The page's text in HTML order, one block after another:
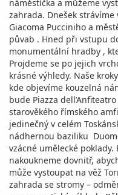
náměstíčka a můžeme
zahrada. Dnešek
Giacoma Pucciniho a
půvab . Hned při vstupu
monumentální hradby ,
Projdeme se po jejich
krásné výhledy. Naše
kde objevíme kouzelná
bude Piazza
starověkého římského
jedinečný v celém
nádhernou baziliku
vzácné umělecké
nakoukneme dovnitř,
může vystoupat na věž
zahrada se stromy –